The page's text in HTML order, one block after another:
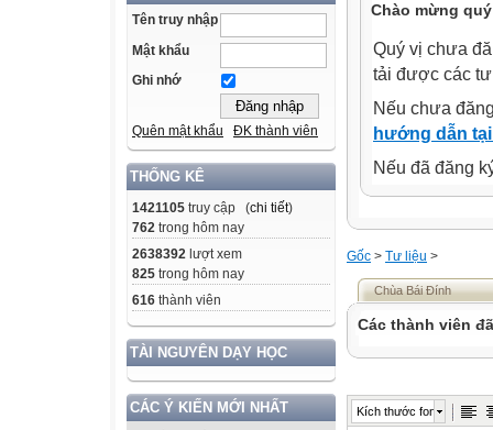
Tên truy nhập
Mật khẩu
Ghi nhớ
Quên mật khẩu ĐK thành viên
THỐNG KÊ
1421105 truy cập (chi tiết)
762 trong hôm nay
2638392 lượt xem
825 trong hôm nay
616 thành viên
TÀI NGUYÊN DẠY HỌC
CÁC Ý KIẾN MỚI NHẤT
Chào mừng
Quý vị chưa
tải được các
Nếu chưa
hướng dẫn
Nếu đã đăng
Gốc > Tư liệu >
Chùa Bái Đính
Các thành viên
Kích thước font